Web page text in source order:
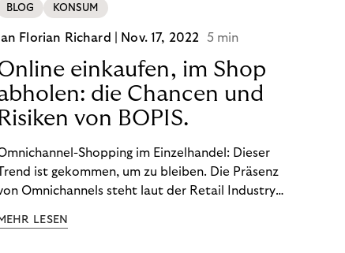
BLOG KONSUM
Jan Florian Richard | Nov. 17, 2022 5 min
einkaufen, im Shop
die Chancen und
von BOPIS.
Shopping im Einzelhandel: Dieser
ist gekommen, um zu bleiben. Die Präsenz
Omnichannels steht laut der Retail Industry
mehr verzichtet werden kann. Ein fester
LESEN